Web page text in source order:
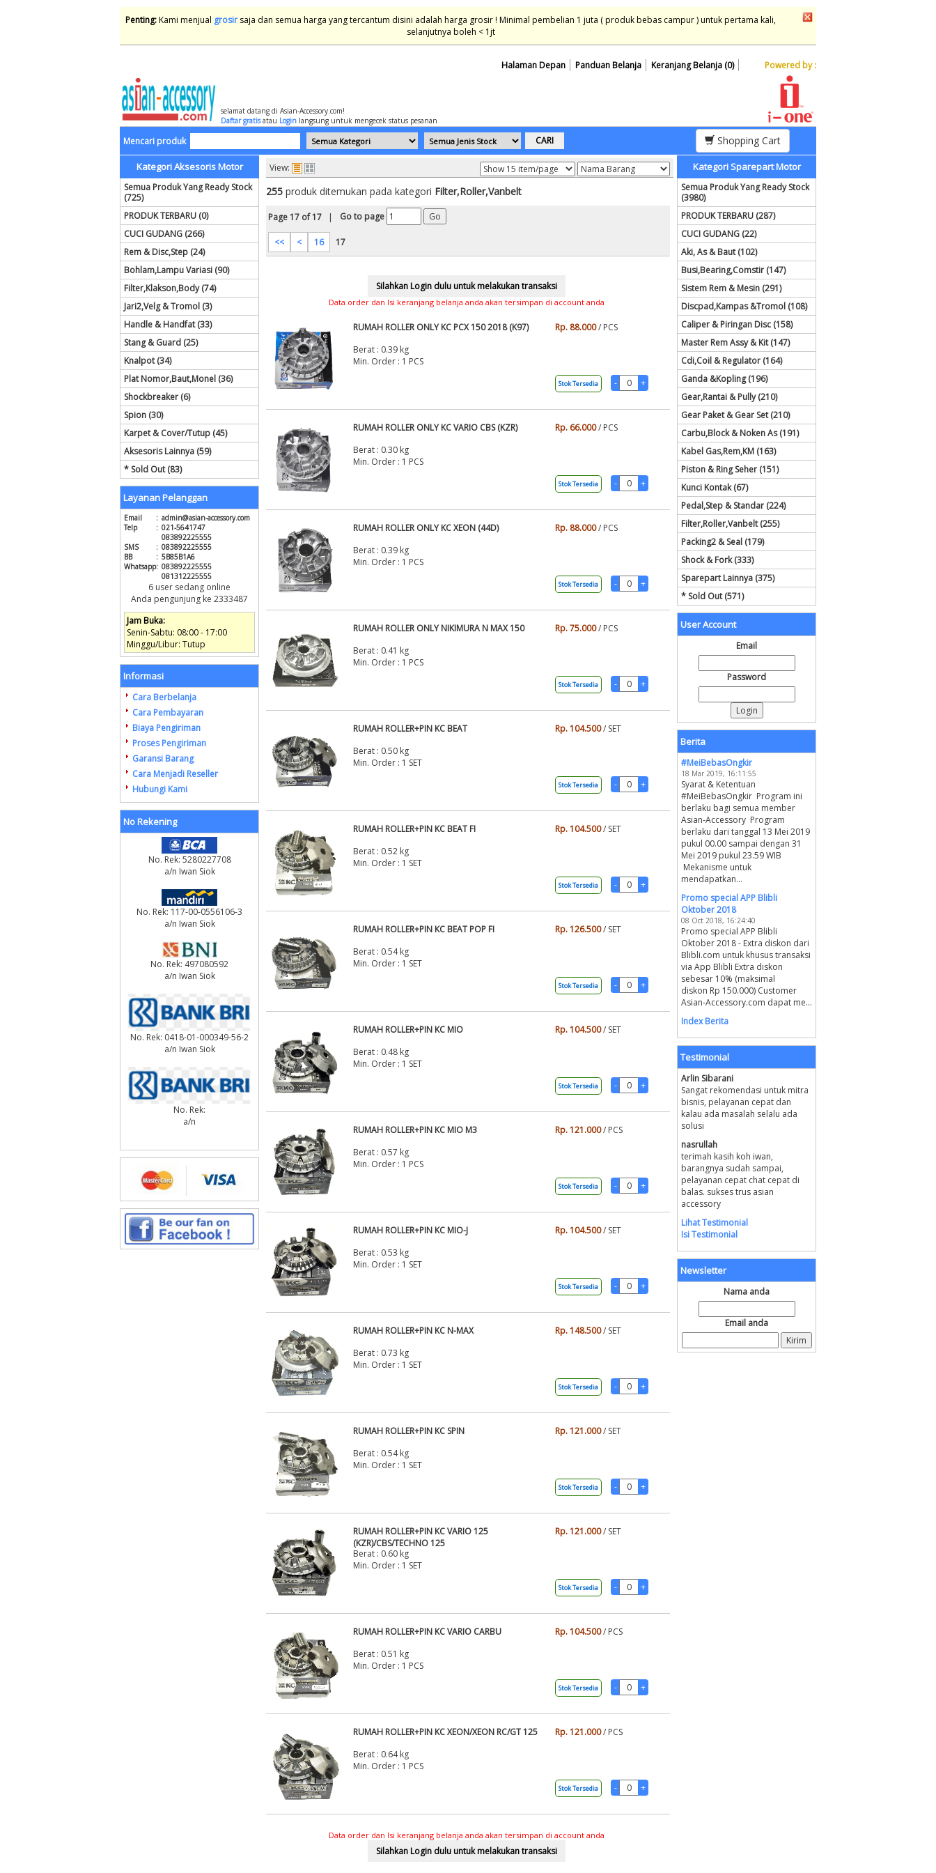
Penting:Kami menjual grosir saja dan semua harga yang tercantum disini adalah harga grosir ! Minimal pembelian 1 juta ( produk bebas campur ) untuk pertama kali,
selanjutnya boleh < 1jt
Keranjang Belanja (0)
Panduan Belanja
Halaman Depan Powered by :
selamat datang di Asian-Accessory.com!
Daftar gratisatau Login langsung untuk mengecek status pesanan
Mencari produk Shopping Cart
Kategori Aksesoris Motor
Semua Produk Yang Ready Stock
(725)
PRODUK TERBARU (0)
CUCI GUDANG (266)
Rem & Disc,Step (24)
Bohlam,Lampu Variasi (90)
Filter,Klakson,Body (74)
Jari2,Velg & Tromol (3)
Handle & Handfat (33)
Stang & Guard (25)
Knalpot (34)
Plat Nomor,Baut,Monel (36)
Shockbreaker (6)
Spion (30)
Karpet & Cover/Tutup (45)
Aksesoris Lainnya (59)
* Sold Out (83)
Layanan Pelanggan
Email : admin@asian-accessory.com
Telp
: 021-5641747
083892225555
SMS
: 083892225555
BB
: 5B85B1A6
Whatsapp: 083892225555
081312225555
6 user sedang online
Anda pengunjung ke 2333487
Jam Buka:
Senin-Sabtu: 08:00 - 17:00
Minggu/Libur: Tutup
Informasi
Cara Berbelanja
Cara Pembayaran
Biaya Pengiriman
Proses Pengiriman
Garansi Barang
Cara Menjadi Reseller
Hubungi Kami
No Rekening
No. Rek: 5280227708
a/n Iwan Siok
No. Rek: 117-00-0556106-3
a/n Iwan Siok
No. Rek: 497080592
a/n Iwan Siok
No. Rek: 0418-01-000349-56-2
a/n Iwan Siok
No. Rek:
a/n
View:
255 produk ditemukan pada kategori Filter,Roller,Vanbelt
Page 17 of 17 | Go to page
<< < 16 17
Data order dan Isi keranjang belanja anda akan tersimpan di account anda
RUMAH ROLLER ONLY KC PCX 150 2018 (K97)
Berat : 0.39 kg
Min. Order : 1 PCS
Rp. 88.000/ PCS
Stok Tersedia
RUMAH ROLLER ONLY KC VARIO CBS (KZR)
Berat : 0.30 kg
Min. Order : 1 PCS
Rp. 66.000/ PCS
Stok Tersedia
RUMAH ROLLER ONLY KC XEON (44D)
Berat : 0.39 kg
Min. Order : 1 PCS
Rp. 88.000/ PCS
Stok Tersedia
RUMAH ROLLER ONLY NIKIMURA N MAX 150
Berat : 0.41 kg
Min. Order : 1 PCS
Rp. 75.000/ PCS
Stok Tersedia
RUMAH ROLLER+PIN KC BEAT
Berat : 0.50 kg
Min. Order : 1 SET
Rp. 104.500/ SET
Stok Tersedia
RUMAH ROLLER+PIN KC BEAT FI
Berat : 0.52 kg
Min. Order : 1 SET
Rp. 104.500/ SET
Stok Tersedia
RUMAH ROLLER+PIN KC BEAT POP FI
Berat : 0.54 kg
Min. Order : 1 SET
Rp. 126.500/ SET
Stok Tersedia
RUMAH ROLLER+PIN KC MIO
Berat : 0.48 kg
Min. Order : 1 SET
Rp. 104.500/ SET
Stok Tersedia
RUMAH ROLLER+PIN KC MIO M3
Berat : 0.57 kg
Min. Order : 1 PCS
Rp. 121.000/ PCS
Stok Tersedia
RUMAH ROLLER+PIN KC MIO-J
Berat : 0.53 kg
Min. Order : 1 SET
Rp. 104.500/ SET
Stok Tersedia
RUMAH ROLLER+PIN KC N-MAX
Berat : 0.73 kg
Min. Order : 1 SET
Rp. 148.500/ SET
Stok Tersedia
RUMAH ROLLER+PIN KC SPIN
Berat : 0.54 kg
Min. Order : 1 SET
Rp. 121.000/ SET
Stok Tersedia
RUMAH ROLLER+PIN KC VARIO 125
(KZR)/CBS/TECHNO 125
Berat : 0.60 kg
Min. Order : 1 SET
Rp. 121.000/ SET
Stok Tersedia
RUMAH ROLLER+PIN KC VARIO CARBU
Berat : 0.51 kg
Min. Order : 1 PCS
Rp. 104.500/ PCS
Stok Tersedia
RUMAH ROLLER+PIN KC XEON/XEON RC/GT 125
Berat : 0.64 kg
Min. Order : 1 PCS
Rp. 121.000/ PCS
Stok Tersedia
Data order dan Isi keranjang belanja anda akan tersimpan di account anda
Kategori Sparepart Motor
Semua Produk Yang Ready Stock
(3980)
PRODUK TERBARU (287)
CUCI GUDANG (22)
Aki, As & Baut (102)
Busi,Bearing,Comstir (147)
Sistem Rem & Mesin (291)
Discpad,Kampas &Tromol (108)
Caliper & Piringan Disc (158)
Master Rem Assy & Kit (147)
Cdi,Coil & Regulator (164)
Ganda &Kopling (196)
Gear,Rantai & Pully (210)
Gear Paket & Gear Set (210)
Carbu,Block & Noken As (191)
Kabel Gas,Rem,KM (163)
Piston & Ring Seher (151)
Kunci Kontak (67)
Pedal,Step & Standar (224)
Filter,Roller,Vanbelt (255)
Packing2 & Seal (179)
Shock & Fork (333)
Sparepart Lainnya (375)
* Sold Out (571)
User Account
Email
Password
Berita
#MeiBebasOngkir
18 Mar 2019, 16:11:55
Syarat & Ketentuan
#MeiBebasOngkir Program ini
berlaku bagi semua member
Asian-Accessory Program
berlaku dari tanggal 13 Mei 2019
pukul 00.00 sampai dengan 31
Mei 2019 pukul 23.59 WIB
Mekanisme untuk
mendapatkan...
Promo special APP Blibli
Oktober 2018
08 Oct 2018, 16:24:40
Promo special APP Blibli
Oktober 2018 - Extra diskon dari
Blibli.com untuk khusus transaksi
via App Blibli Extra diskon
sebesar 10% (maksimal
diskon Rp 150.000) Customer
Asian-Accessory.com dapat me...
Index Berita
Testimonial
Arlin Sibarani
Sangat rekomendasi untuk mitra
bisnis, pelayanan cepat dan
kalau ada masalah selalu ada
solusi
nasrullah
terimah kasih koh iwan,
barangnya sudah sampai,
pelayanan cepat chat cepat di
balas. sukses trus asian
accessory
Lihat Testimonial
Isi Testimonial
Newsletter
Nama anda
Email anda